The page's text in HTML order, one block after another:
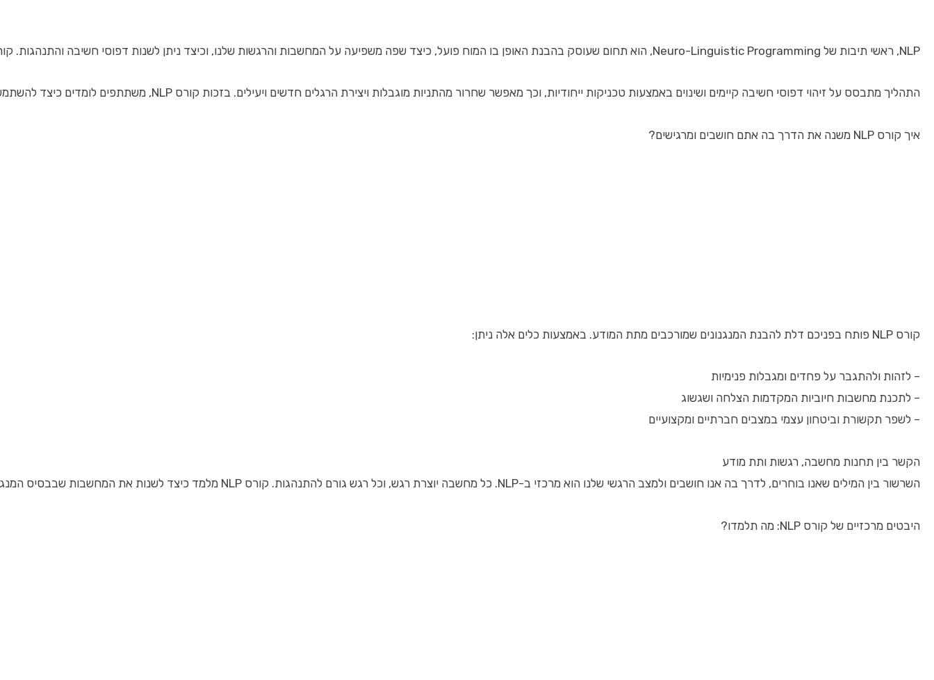
NLP, ראשי תיבות של Neuro-Linguistic Programming, הוא תחום שעוסק בהבנת האופן בו המוח פועל, כיצד שפה משפיעה על המחשבות והרגשות שלנו, וכיצד ניתן לשנות דפוסי חשיבה והתנהגות. קורס NLP מציע שיטות מוכחות לשליטה בתת המודע, שיפור תקשורת בין אישית והגעה להצלחה בחיים האישיים והמקצועיים.
התהליך מתבסס על זיהוי דפוסי חשיבה קיימים ושינוים באמצעות טכניקות ייחודיות, וכך מאפשר שחרור מהתניות מוגבלות ויצירת הרגלים חדשים ויעילים. בזכות קורס NLP, משתתפים לומדים כיצד להשתמש בכלים פשוטים אך רבי עוצמה כדי להשיג מטרות במהירות ובקלות.
איך קורס NLP משנה את הדרך בה אתם חושבים ומרגישים?
קורס NLP פותח בפניכם דלת להבנת המנגנונים שמורכבים מתת המודע. באמצעות כלים אלה ניתן:
– לזהות ולהתגבר על פחדים ומגבלות פנימיות
– לתכנת מחשבות חיוביות המקדמות הצלחה ושגשוג
– לשפר תקשורת וביטחון עצמי במצבים חברתיים ומקצועיים
הקשר בין תחנות מחשבה, רגשות ותת מודע
השרשור בין המילים שאנו בוחרים, לדרך בה אנו חושבים ולמצב הרגשי שלנו הוא מרכזי ב-NLP. כל מחשבה יוצרת רגש, וכל רגש גורם להתנהגות. קורס NLP מלמד כיצד לשנות את המחשבות שבבסיס המנגנון ולנתב את התת מודע בדרך חיובית ומועילה.
היבטים מרכזיים של קורס NLP: מה תלמדו?